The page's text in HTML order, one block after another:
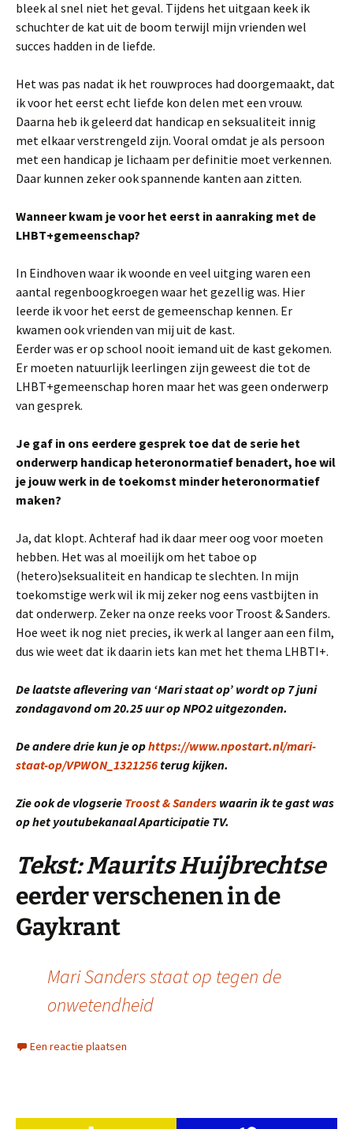
bleek al snel niet het geval. Tijdens het uitgaan keek ik
schuchter de kat uit de boom terwijl mijn vrienden wel
succes hadden in de liefde.
Het was pas nadat ik het rouwproces had doorgemaakt, dat
ik voor het eerst echt liefde kon delen met een vrouw.
Daarna heb ik geleerd dat handicap en seksualiteit innig
met elkaar verstrengeld zijn. Vooral omdat je als persoon
met een handicap je lichaam per definitie moet verkennen.
Daar kunnen zeker ook spannende kanten aan zitten.
Wanneer kwam je voor het eerst in aanraking met de
LHBT+gemeenschap?
In Eindhoven waar ik woonde en veel uitging waren een
aantal regenboogkroegen waar het gezellig was. Hier
leerde ik voor het eerst de gemeenschap kennen. Er
kwamen ook vrienden van mij uit de kast.
Eerder was er op school nooit iemand uit de kast gekomen.
Er moeten natuurlijk leerlingen zijn geweest die tot de
LHBT+gemeenschap horen maar het was geen onderwerp
van gesprek.
Je gaf in ons eerdere gesprek toe dat de serie het
onderwerp handicap heteronormatief benadert, hoe wil
je jouw werk in de toekomst minder heteronormatief
maken?
Ja, dat klopt. Achteraf had ik daar meer oog voor moeten
hebben. Het was al moeilijk om het taboe op
(hetero)seksualiteit en handicap te slechten. In mijn
toekomstige werk wil ik mij zeker nog eens vastbijten in
dat onderwerp. Zeker na onze reeks voor Troost & Sanders.
Hoe weet ik nog niet precies, ik werk al langer aan een film,
dus wie weet dat ik daarin iets kan met het thema LHBTI+.
De laatste aflevering van ‘Mari staat op’ wordt op 7 juni
zondagavond om 20.25 uur op NPO2 uitgezonden.
De andere drie kun je ophttps://www.npostart.nl/mari-
staat-op/VPWON_1321256terug kijken.
Zie ook de vlogserie Troost & Sanders waarin ik te gast was
op het youtubekanaal Aparticipatie TV.
Tekst: Maurits Huijbrechtse
eerder verschenen in de
Gaykrant
Mari Sanders staat op tegen de
onwetendheid
Een reactie plaatsen